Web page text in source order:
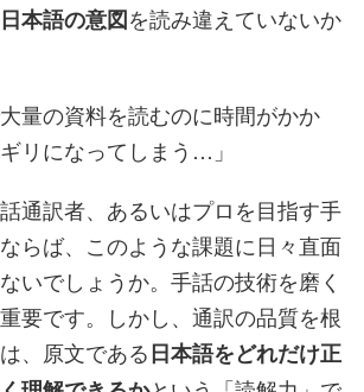
日本語の意図を読み違えていないか
量の資料を読むのに時間がかか
リになってしまう…」
通訳者、あるいはプロを目指す手
らば、このような課題に日々直面
いでしょうか。手話の技術を磨く
要です。しかし、通訳の品質を根
、原文である日本語をどれだけ正